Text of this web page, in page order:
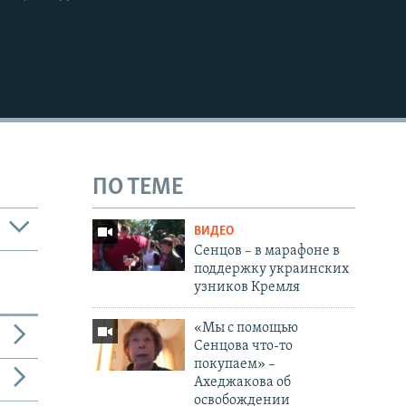
ПО ТЕМЕ
ВИДЕО
Сенцов – в марафоне в
поддержку украинских
узников Кремля
«Мы с помощью
Сенцова что-то
покупаем» –
Ахеджакова об
освобождении